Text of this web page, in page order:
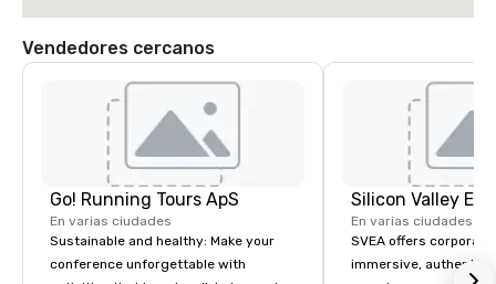
Vendedores cercanos
Go! Running Tours ApS
En varias ciudades
Sustainable and healthy: Make your
conference unforgettable with
En varias ciudades
SVEA offers
immersive, authentic